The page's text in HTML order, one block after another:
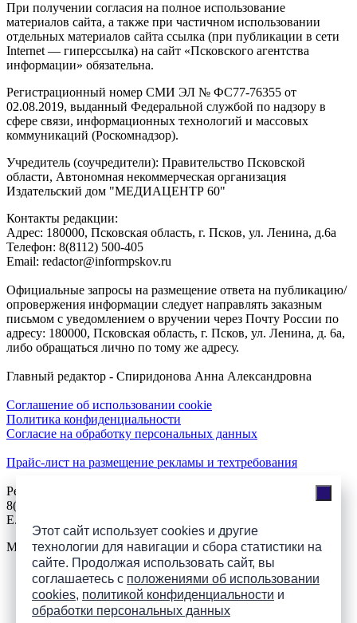
Этот сайт использует cookies и другие
технологии для навигации и сбора статистики на
сайте. Продолжая использовать сайт, вы
соглашаетесь с положениями об использовании
cookies, политикой конфиденциальности и
обработки персональных данных
При получении согласия на полное использование
материалов сайта, а также при частичном использовании
отдельных материалов сайта ссылка (при публикации в сети
Internet — гиперссылка) на сайт «Псковского агентства
информации» обязательна.
Регистрационный номер СМИ ЭЛ № ФС77-76355 от
02.08.2019, выданный Федеральной службой по надзору в
сфере связи, информационных технологий и массовых
коммуникаций (Роскомнадзор).
Учредитель (соучредители): Правительство Псковской
области, Автономная некоммерческая организация
Издательский дом "МЕДИАЦЕНТР 60"
Контакты редакции:
Адреc: 180000, Псковская область, г. Псков, ул. Ленина, д.6а
Телефон: 8(8112) 500-405
Email: redactor@informpskov.ru
Официальные запросы на размещение ответа на публикацию/
опровержения информации следует направлять заказным
письмом с уведомлением о вручении через Почту России по
адресу: 180000, Псковская область, г. Псков, ул. Ленина, д. 6а,
либо обращаться лично по тому же адресу.
Главный редактор - Спиридонова Анна Александровна
Соглашение об использовании cookie
Политика конфиденциальности
Согласие на обработку персональных данных
Прайс-лист на размещение рекламы и техтребования
Реклама на сайте
8(921)508-52-62, телефон 8(8112) 500-131
E.Sezeikina@mhpsk.ru
Меню
Слушать радио «7 небо» онлайн